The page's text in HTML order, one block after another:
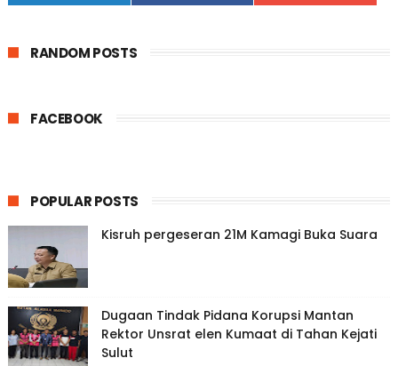
RANDOM POSTS
FACEBOOK
POPULAR POSTS
Kisruh pergeseran 21M Kamagi Buka Suara
Dugaan Tindak Pidana Korupsi Mantan
Rektor Unsrat elen Kumaat di Tahan Kejati
Sulut